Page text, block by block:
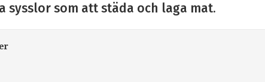
sysslor som att städa och laga mat.